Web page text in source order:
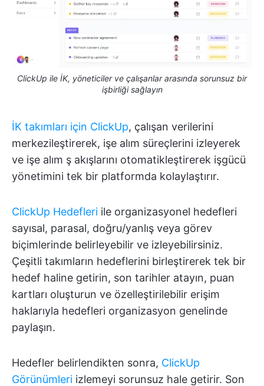
ClickUp ile İK, yöneticiler ve çalışanlar arasında sorunsuz bir
işbirliği sağlayın
İK takımları için ClickUp, çalışan verilerini
merkezileştirerek, işe alım süreçlerini izleyerek
ve işe alım ş akışlarını otomatikleştirerek işgücü
yönetimini tek bir platformda kolaylaştırır.
ClickUp Hedefleri ile organizasyonel hedefleri
sayısal, parasal, doğru/yanlış veya görev
biçimlerinde belirleyebilir ve izleyebilirsiniz.
Çeşitli takımların hedeflerini birleştirerek tek bir
hedef haline getirin, son tarihler atayın, puan
kartları oluşturun ve özelleştirilebilir erişim
haklarıyla hedefleri organizasyon genelinde
paylaşın.
Hedefler belirlendikten sonra, ClickUp
Görünümleri izlemeyi sorunsuz hale getirir. Son